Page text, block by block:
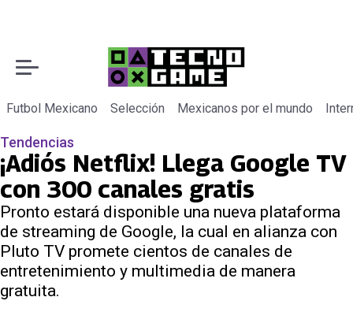
Futbol Mexicano Selección Mexicanos por el mundo
Tendencias
¡Adiós Netflix! Llega Google TV
con 300 canales gratis
Pronto estará disponible una nueva plataforma
de streaming de Google, la cual en alianza con
Pluto TV promete cientos de canales de
entretenimiento y multimedia de manera
gratuita.